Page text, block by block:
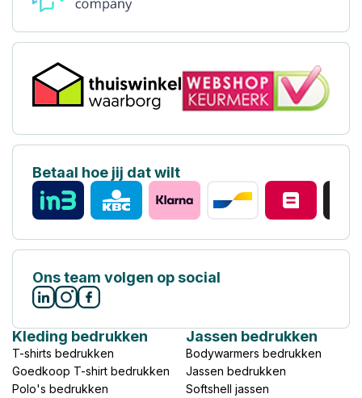
Betaal hoe jij dat wilt
Ons team volgen op social
Kleding bedrukken
T-shirts bedrukken
Goedkoop T-shirt bedrukken
Polo's bedrukken
Jassen bedrukken
Bodywarmers bedrukken
Jassen bedrukken
Softshell jassen